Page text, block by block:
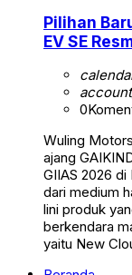
Pilihan
EV SE
0
Wuling
ajang
GIIAS 2026 di
dari medium
lini produk
berkendara
yaitu New